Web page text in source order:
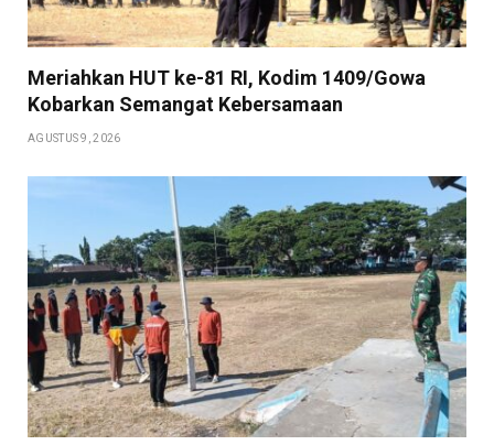
Meriahkan HUT ke-81 RI, Kodim 1409/Gowa
Kobarkan Semangat Kebersamaan
AGUSTUS 9, 2026